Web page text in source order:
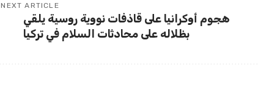
NEXT ARTICLE
هجوم أوكرانيا على قاذفات نووية روسية يلقي
بظلاله على محادثات السلام في تركيا